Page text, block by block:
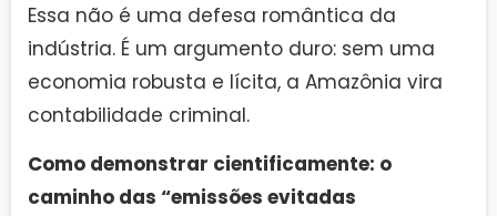
Essa não é uma defesa romântica da
indústria. É um argumento duro: sem uma
economia robusta e lícita, a Amazônia vira
contabilidade criminal.
Como demonstrar cientificamente: o
caminho das “emissões evitadas